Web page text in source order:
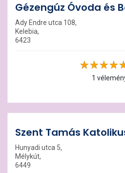
Gézengúz Óvoda és
Ady Endre utca 108,
Kelebia,
6423
1
Szent Tamás
Hunyadi utca 5,
Mélykút,
6449